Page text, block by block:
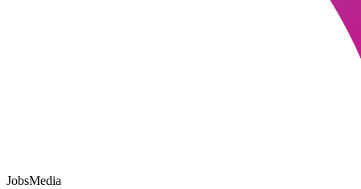
JobsMedia